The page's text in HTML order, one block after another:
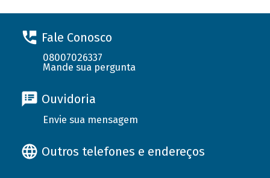
Fale Conosco
08007026337
Mande sua pergunta
Ouvidoria
Envie sua mensagem
Outros telefones e endereços